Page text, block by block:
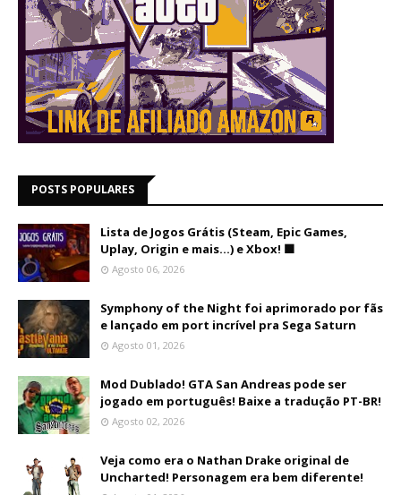
POSTS POPULARES
Lista de Jogos Grátis (Steam, Epic Games,
Uplay, Origin e mais...) e Xbox! 🟩
Agosto 06, 2026
Symphony of the Night foi aprimorado por fãs
e lançado em port incrível pra Sega Saturn
Agosto 01, 2026
Mod Dublado! GTA San Andreas pode ser
jogado em português! Baixe a tradução PT-BR!
Agosto 02, 2026
Veja como era o Nathan Drake original de
Uncharted! Personagem era bem diferente!